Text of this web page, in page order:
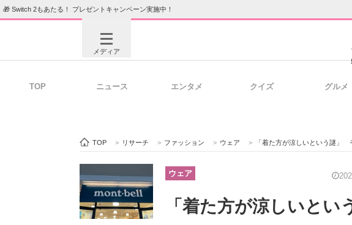
🎁 Switch 2もあたる！ プレゼントキャンペーン実施中！
メディア
ビジネスと働き方のヒント
TOP ニュース エンタメ クイズ グルメ
TOP > リサーチ > ファッション > ウェア > 「着た方が涼しいという謎」 モンベルの“夏で
ウェア
「着た方が涼しいと